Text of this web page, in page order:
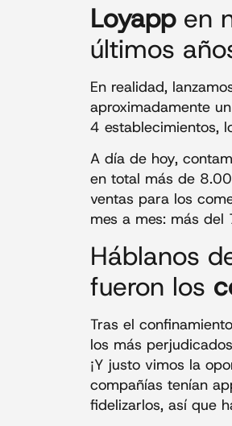
Loyappen
últimos
En realidad,
aproximadamente
4 establecimientos,
A día de hoy,
en total más de
ventas para los
mes a mes: más del
Háblanos
fueron los
Tras el
los más
¡Y justo vimos la
compañías tenían
fidelizarlos, así que